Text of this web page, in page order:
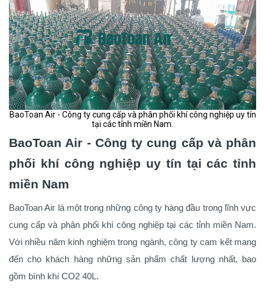
BaoToan Air - Công ty cung cấp và phân phối khí công nghiệp uy tín
tại các tỉnh miền Nam.
BaoToan Air - Công ty cung cấp và phân
phối khí công nghiệp uy tín tại các tỉnh
miền Nam
BaoToan Air là một trong những công ty hàng đầu trong lĩnh vực
cung cấp và phân phối khí công nghiệp tại các tỉnh miền Nam.
Với nhiều năm kinh nghiệm trong ngành, công ty cam kết mang
đến cho khách hàng những sản phẩm chất lượng nhất, bao
gồm bình khí CO2 40L.